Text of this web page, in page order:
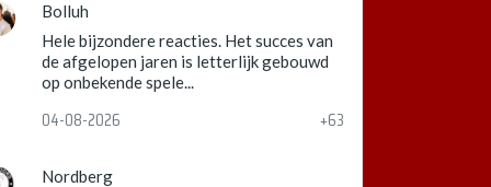
Bolluh
Hele bijzondere reacties. Het succes van
de afgelopen jaren is letterlijk gebouwd
op onbekende spele...
04-08-2026 +63
Nordberg